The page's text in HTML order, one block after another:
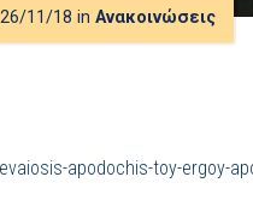
11/18 in Ανακοινώσεις
apodochis-toy-ergoy-